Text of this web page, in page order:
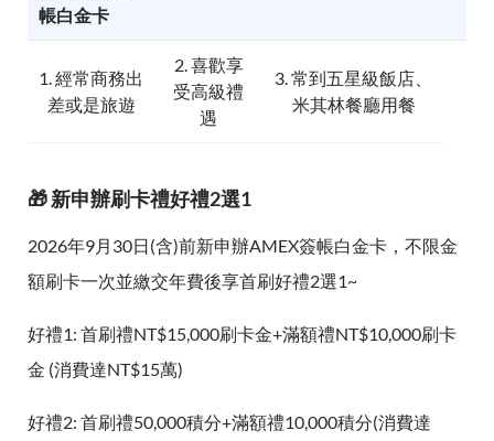
帳白金卡
1. 經常商務出
差或是旅遊
2. 喜歡享
受高級禮
遇
3. 常到五星級飯店、
米其林餐廳用餐
🎁 新申辦刷卡禮好禮2選1
2026年9月30日(含)前新申辦AMEX簽帳白金卡，不限金
額刷卡一次並繳交年費後享首刷好禮2選1~
好禮1: 首刷禮NT$15,000刷卡金+滿額禮NT$10,000刷卡
金 (消費達NT$15萬)
好禮2: 首刷禮50,000積分+滿額禮10,000積分(消費達